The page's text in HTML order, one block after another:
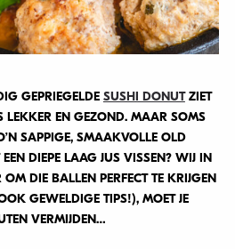
GEPRIEGELDE SUSHI DONUTZIET
LEKKER EN GEZOND. MAAR SOMS
SAPPIGE, SMAAKVOLLE OLD
DIEPE LAAG JUS VISSEN? WIJ IN
DIE BALLEN PERFECT TE KRIJGEN
GEWELDIGE TIPS!), MOET JE
VERMIJDEN…